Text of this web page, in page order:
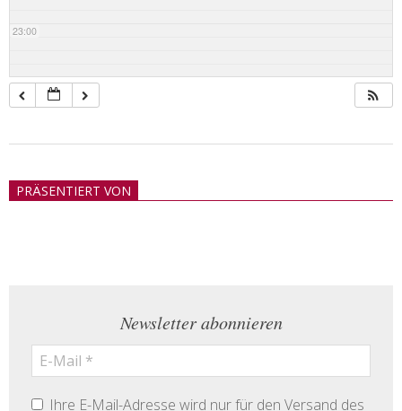
23:00
21PRÄSENTIERT VON
Newsletter abonnieren
Ihre E-Mail-Adresse wird nur für den Versand des